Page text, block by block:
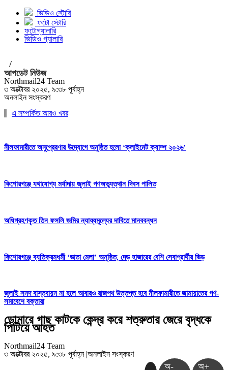
ভিডিও স্টোরি
ফটো স্টোরি
ফটোগ্যালারি
ভিডিও গ্যালারি
/
আপডেট নিউজ
Northmail24 Team
৩ অক্টোবর ২০২৫, ৯:৩৮ পূর্বাহ্ন
অনলাইন সংস্করণ
এ সম্পর্কিত আরও খবর
নীলফামারীতে অনুপ্রেরণার উদ্যোগে অনুষ্ঠিত হলো ‘ক্লাইমেট ক্যাম্প ২০২৬’
কিশোরগঞ্জে যথাযোগ্য মর্যাদায় জুলাই গণঅভ্যুত্থান দিবস পালিত
অধিগ্রহণকৃত তিন ফসলি জমির ন্যায্যমূল্যের দাবিতে মানববন্ধন
কিশোরগঞ্জে ব্যতিক্রমধর্মী ‘ভাতা মেলা’ অনুষ্ঠিত, দেড় হাজারের বেশি সেবাপ্রার্থীর ভিড়
জুলাই সনদ বাস্তবায়ন না হলে আবারও রাজপথ উত্তপ্ত হবে নীলফামারীতে জামায়াতের গণ-
সমাবেশে বক্তারা
ডোমারে গাছ কাটকে কেন্দ্র করে শত্রুতার জেরে বৃদ্ধকে
পিটিয়ে আহত
Northmail24 Team
৩ অক্টোবর ২০২৫, ৯:৩৮ পূর্বাহ্ন |অনলাইন সংস্করণ
অ- অ+